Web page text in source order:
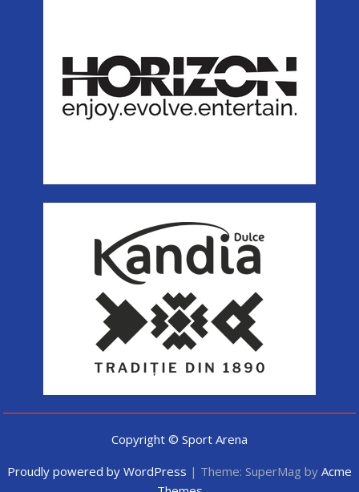
Copyright © Sport Arena
Proudly powered by WordPress | Theme: SuperMag by Acme